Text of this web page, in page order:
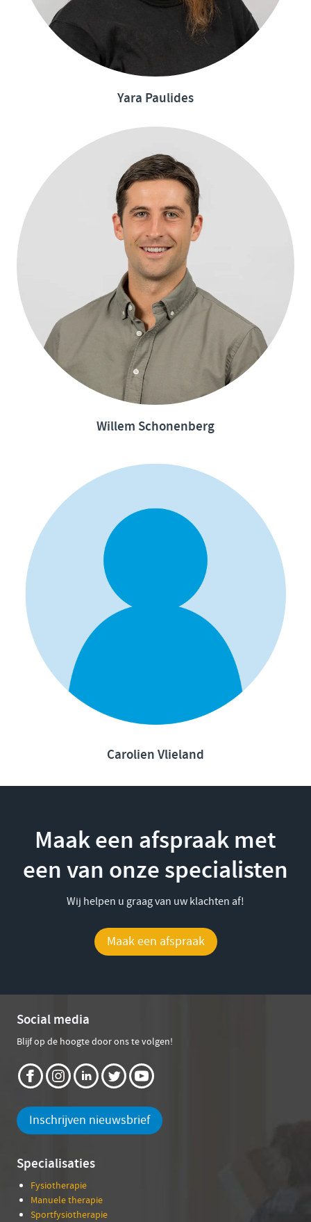
Yara Paulides
Willem Schonenberg
Carolien Vlieland
Maak een afspraak met
een van onze specialisten
Wij helpen u graag van uw klachten af!
Maak een afspraak
Social media
Blijf op de hoogte door ons te volgen!
Inschrijven nieuwsbrief
Specialisaties
Fysiotherapie
Manuele therapie
Sportfysiotherapie